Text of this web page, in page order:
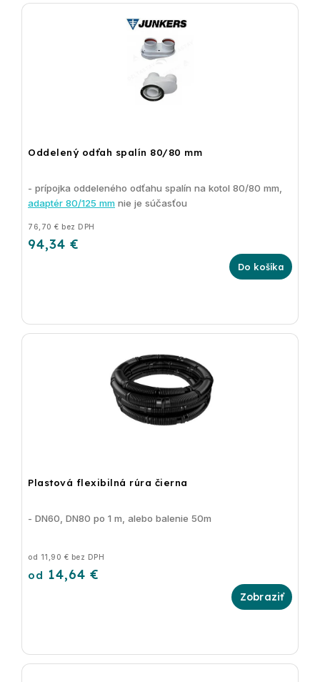
Oddelený odťah spalín 80/80 mm
76,70 € bez DPH
94,34 €
Do košíka
- prípojka oddeleného odťahu spalín na kotol 80/80 mm,
adaptér 80/125 mm nie je súčasťou
Plastová flexibilná rúra čierna
od 11,90 € bez DPH
od 14,64 €
- DN60, DN80 po 1 m, alebo balenie 50m